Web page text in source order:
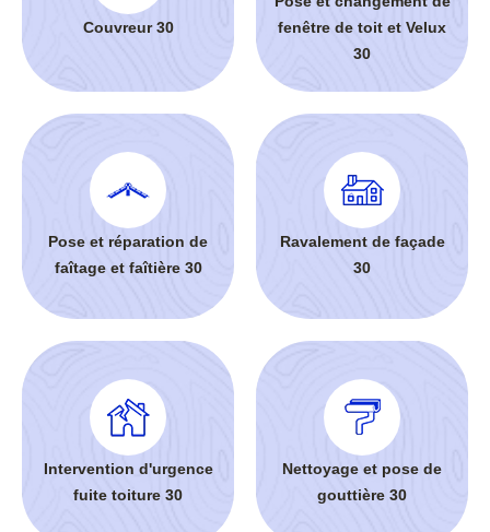
Couvreur 30
fenêtre de toit et Velux
30
Pose et réparation de
faîtage et faîtière 30
Ravalement de façade
30
Intervention d'urgence
fuite toiture 30
Nettoyage et pose de
gouttière 30